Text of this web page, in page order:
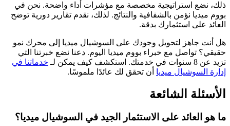
ذلك، نضع استراتيجية مخصصة مع مؤشرات أداء واضحة. نحن في
بووم ميديا نؤمن بالشفافية والنتائج. لذلك، نقدم تقارير دورية توضح
العائد على استثمارك بدقة.
هل أنت جاهز لتحويل وجودك على السوشيال ميديا إلى محرك نمو
حقيقي؟ تواصل مع خبراء بووم ميديا اليوم. دعنا نضع خبرتنا التي
تزيد عن 8 سنوات في خدمتك. استكشف كيف يمكن لـ
خدماتنا في
إدارة السوشيال ميديا أن تحقق لك عائدًا ملموسًا.
الأسئلة الشائعة
ما هو العائد على الاستثمار الجيد في السوشيال ميديا؟